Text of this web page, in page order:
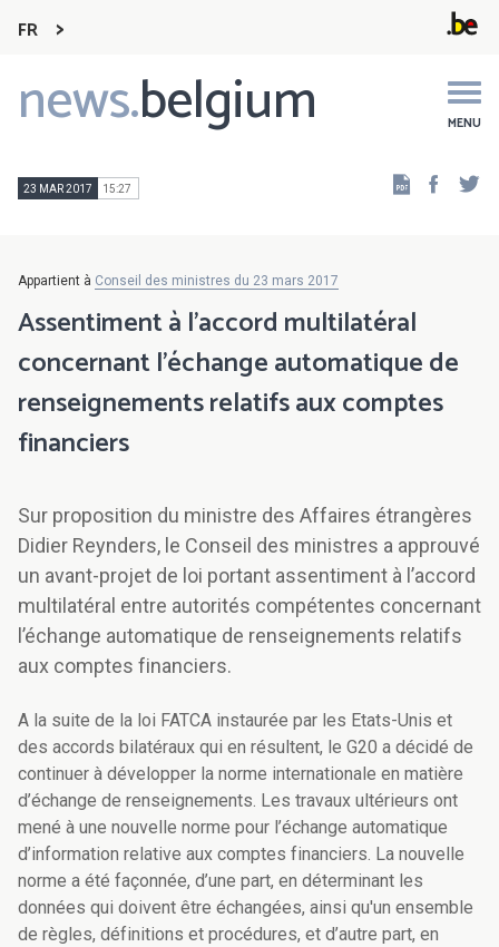
FR
news.belgium MENU
Main
navigation
23 MAR 2017 15:27
Appartient à Conseil des ministres du 23 mars 2017
Assentiment à l’accord multilatéral
concernant l’échange automatique de
renseignements relatifs aux comptes
financiers
Sur proposition du ministre des Affaires étrangères
Didier Reynders, le Conseil des ministres a approuvé
un avant-projet de loi portant assentiment à l’accord
multilatéral entre autorités compétentes concernant
l’échange automatique de renseignements relatifs
aux comptes financiers.
A la suite de la loi FATCA instaurée par les Etats-Unis et
des accords bilatéraux qui en résultent, le G20 a décidé de
continuer à développer la norme internationale en matière
d’échange de renseignements. Les travaux ultérieurs ont
mené à une nouvelle norme pour l’échange automatique
d’information relative aux comptes financiers. La nouvelle
norme a été façonnée, d’une part, en déterminant les
données qui doivent être échangées, ainsi qu'un ensemble
de règles, définitions et procédures, et d’autre part, en